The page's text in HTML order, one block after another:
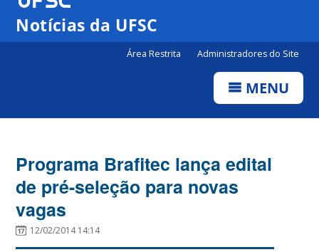
Notícias da UFSC
Área Restrita Administradores do Site
MENU
Programa Brafitec lança edital
de pré-seleção para novas
vagas
12/02/2014 14:14